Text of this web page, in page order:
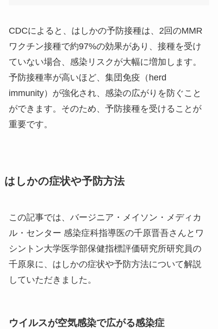
CDCによると、はしかの予防接種は、2回のMMR
ワクチン接種で約97%の効果があり、接種を受け
ていない場合、感染リスクが大幅に増加します。
予防接種率が高いほど、集団免疫（herd
immunity）が強化され、感染の広がりを防ぐこと
ができます。そのため、予防接種を受けることが
重要です。
はしかの症状や予防方法
この記事では、バージニア・メイソン・メディカ
ル・センター 感染症科指導医の千原晋吾さんとワ
シントン大学医学部保健指標評価研究所研究員の
千原泉に、はしかの症状や予防方法について解説
していただきました。
ウイルスが空気感染で広がる感染症